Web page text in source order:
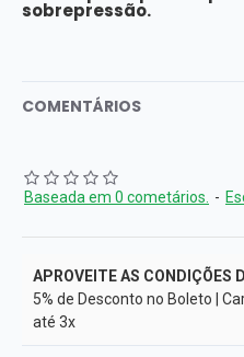
sobrepressão.
COMENTÁRIOS
Baseada em 0 cometários. -
APROVEITE AS CONDIÇÕES
5% de Desconto no Boleto |
até 3x